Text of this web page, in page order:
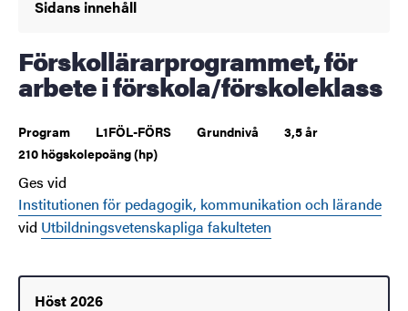
Sidans innehåll
Förskollärarprogrammet, för
arbete i förskola/förskoleklass
Program L1FÖL-FÖRS Grundnivå
3,5 år
210 högskolepoäng (hp)
Ges vid
Institutionen för pedagogik, kommunikation och lärande
vid Utbildningsvetenskapliga fakulteten
Höst 2026